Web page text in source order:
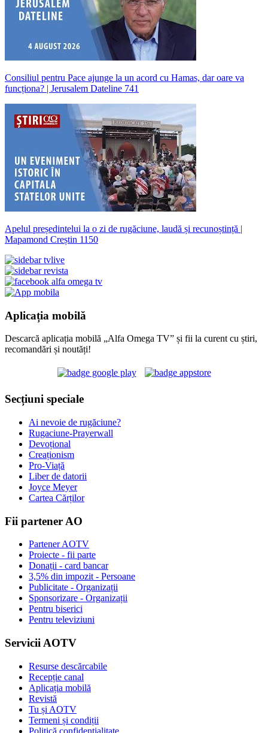
Consiliul pentru Pace ajunge la un acord cu Hamas, dar oare va
funcționa? | Jerusalem Dateline 741
Apelul președintelui la o zi de rugăciune, laudă și recunoștință |
Mapamond Creștin 1150
Aplicația mobilă
Descarcă aplicația mobilă „Alfa Omega TV” și fii la curent cu știri,
recomandări și noutăți!
Secțiuni speciale
Ai nevoie de rugăciune?
Rugaciune-Prayerwall
Devoțional
Creaționism
Pro-Viață
Liber de datorii
Joyce Meyer
Cartea Cărților
Fii partener AO
Partener AOTV
Proiecte - fii parte
Donații - card bancar
3,5% din impozit - Persoane
Publicitate - Organizații
Sponsorizare - Organizații
Pentru biserici
Pentru televiziuni
Servicii AOTV
Resurse descărcabile
Recepție canal
Aplicația mobilă
Revistă
Tu și AOTV
Termeni și condiții
Politică confidențialitate